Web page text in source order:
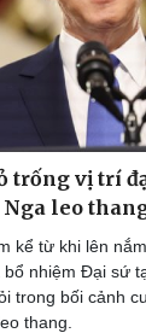
trống vị trí
leo
kể từ khi lên
nhiệm Đại sứ
trong bối cảnh
thang.